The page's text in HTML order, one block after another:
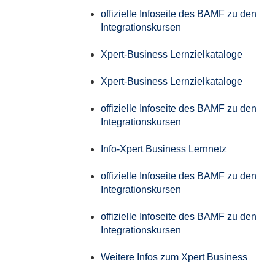
offizielle Infoseite des BAMF zu den
Integrationskursen
Xpert-Business Lernzielkataloge
Xpert-Business Lernzielkataloge
offizielle Infoseite des BAMF zu den
Integrationskursen
Info-Xpert Business Lernnetz
offizielle Infoseite des BAMF zu den
Integrationskursen
offizielle Infoseite des BAMF zu den
Integrationskursen
Weitere Infos zum Xpert Business